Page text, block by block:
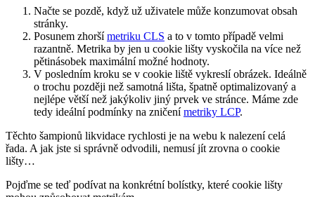
Načte se pozdě, když už uživatele může konzumovat obsah
stránky.
Posunem zhoršímetriku CLS a to v tomto případě velmi
razantně. Metrika by jen u cookie lišty vyskočila na více než
pětinásobek maximální možné hodnoty.
V posledním kroku se v cookie liště vykreslí obrázek. Ideálně
o trochu později než samotná lišta, špatně optimalizovaný a
nejlépe větší než jakýkoliv jiný prvek ve stránce. Máme zde
tedy ideální podmínky na zničenímetriky LCP.
Těchto šampionů likvidace rychlosti je na webu k nalezení celá
řada. A jak jste si správně odvodili, nemusí jít zrovna o cookie
lišty…
Pojďme se teď podívat na konkrétní bolístky, které cookie lišty